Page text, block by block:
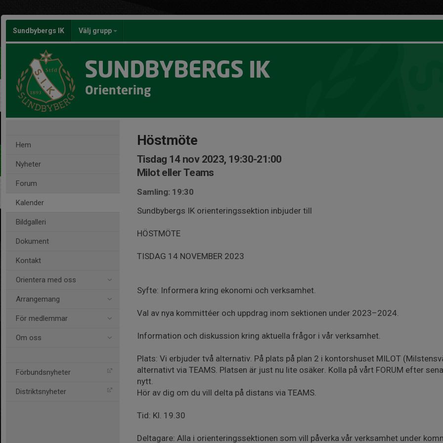
Sundbybergs IK Välj grupp
SUNDBYBERGS IK
Orientering
Hem
Nyheter
Forum
Kalender
Bildgalleri
Dokument
Kontakt
Orientera med oss
Arrangemang
För medlemmar
Om oss
Förbundsnyheter
Distriktsnyheter
Höstmöte
Tisdag 14 nov 2023, 19:30-21:00
Milot eller Teams
Samling: 19:30
Sundbybergs IK orienteringssektion inbjuder till
HÖSTMÖTE
TISDAG 14 NOVEMBER 2023
Syfte: Informera kring ekonomi och verksamhet.
Val av nya kommittéer och uppdrag inom sektionen under 2023–2024.
Information och diskussion kring aktuella frågor i vår verksamhet.
Plats: Vi erbjuder två alternativ. På plats på plan 2 i kontorshuset MILOT
alternativt via TEAMS. Platsen är just nu lite osäker. Kolla på vårt FORUM efter
nytt.
Hör av dig om du vill delta på distans via TEAMS.
Tid: Kl. 19.30
Deltagare: Alla i orienteringssektionen som vill påverka vår verksamhet under